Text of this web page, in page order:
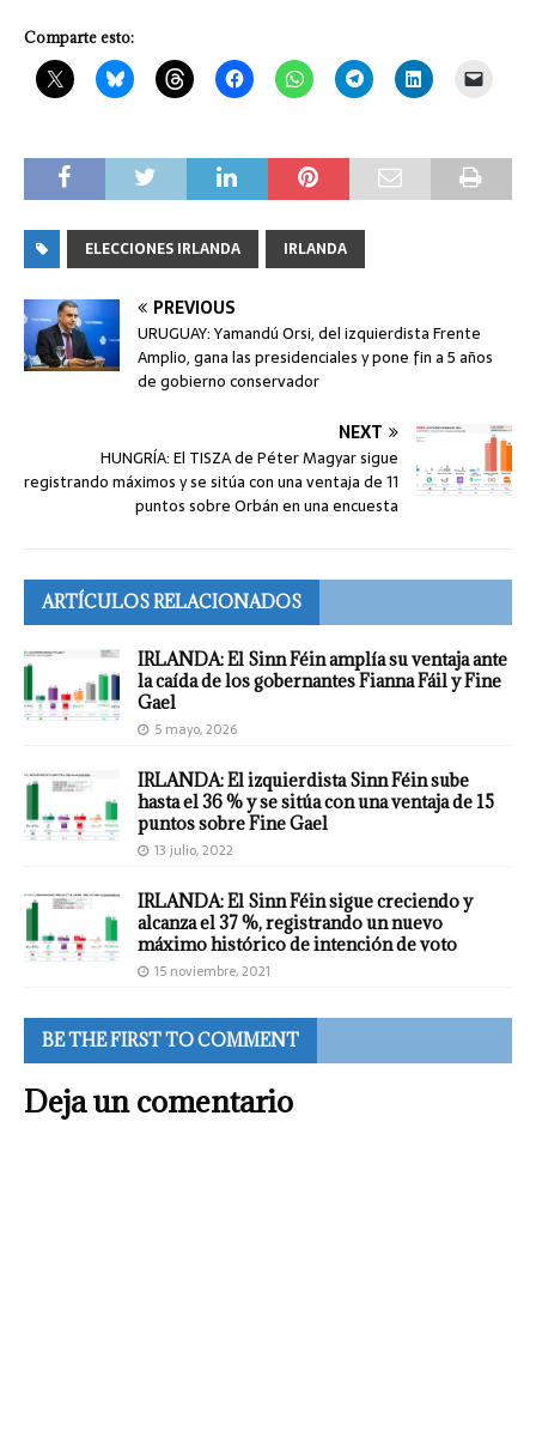
Comparte esto:
ELECCIONES IRLANDA IRLANDA
PREVIOUS
URUGUAY: Yamandú Orsi, del izquierdista Frente
Amplio, gana las presidenciales y pone fin a 5 años
de gobierno conservador
NEXT
HUNGRÍA: El TISZA de Péter Magyar sigue
registrando máximos y se sitúa con una ventaja de 11
puntos sobre Orbán en una encuesta
ARTÍCULOS RELACIONADOS
IRLANDA: El Sinn Féin amplía su ventaja ante
la caída de los gobernantes Fianna Fáil y Fine
Gael
5 mayo, 2026
IRLANDA: El izquierdista Sinn Féin sube
hasta el 36 % y se sitúa con una ventaja de 15
puntos sobre Fine Gael
13 julio, 2022
IRLANDA: El Sinn Féin sigue creciendo y
alcanza el 37 %, registrando un nuevo
máximo histórico de intención de voto
15 noviembre, 2021
BE THE FIRST TO COMMENT
Deja un comentario